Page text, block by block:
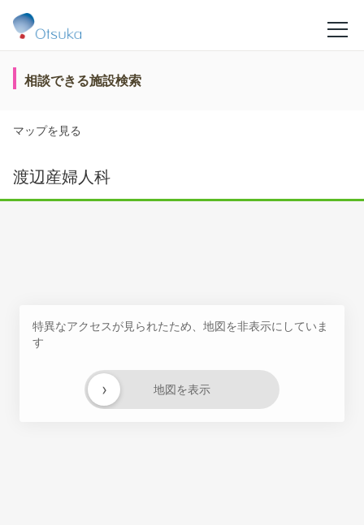
相談できる施設検索
マップを見る
渡辺産婦人科
特異なアクセスが見られたため、地図を非表示にしていま
す
地図を表示
›